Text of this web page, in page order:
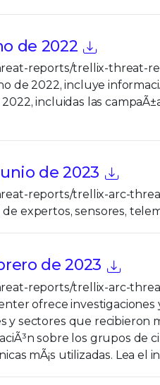
de 2022
reports/trellix-threat-
de 2022, incluye
incluidas las
de 2023
reports/trellix-arc-
expertos, sensores,
de 2023
reports/trellix-arc-
ofrece investigaciones
y sectores que recibieron
sobre los grupos de
mÃ¡s utilizadas. Lea el